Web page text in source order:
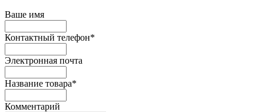
Ваше имя
Контактный телефон*
Электронная почта
Название товара*
Комментарий